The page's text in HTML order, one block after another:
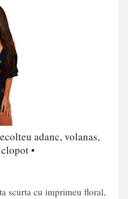
adanc, volanas,
•
scurta cu imprimeu floral,